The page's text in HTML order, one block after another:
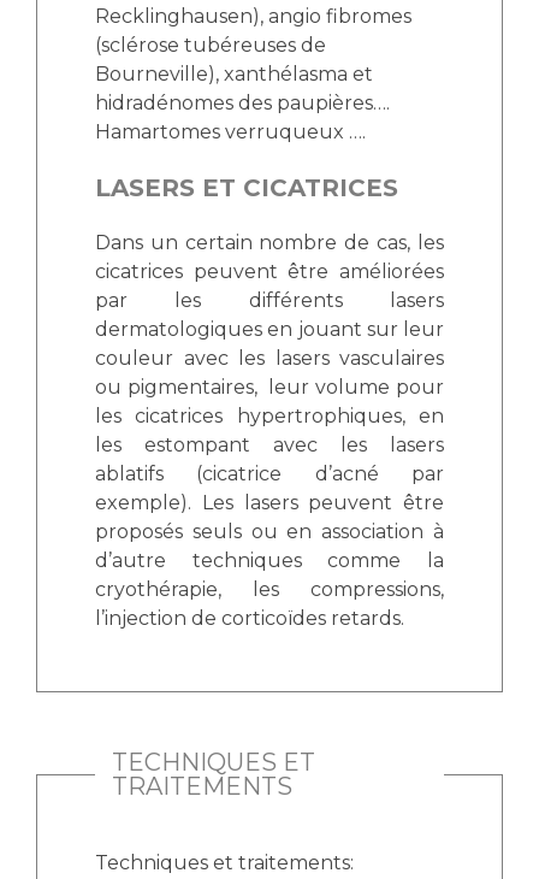
Recklinghausen), angio fibromes
(sclérose tubéreuses de
Bourneville), xanthélasma et
hidradénomes des paupières….
Hamartomes verruqueux ….
LASERS ET CICATRICES
Dans un certain nombre de cas, les
cicatrices peuvent être améliorées
par les différents lasers
dermatologiques en jouant sur leur
couleur avec les lasers vasculaires
ou pigmentaires, leur volume pour
les cicatrices hypertrophiques, en
les estompant avec les lasers
ablatifs (cicatrice d’acné par
exemple). Les lasers peuvent être
proposés seuls ou en association à
d’autre techniques comme la
cryothérapie, les compressions,
l’injection de corticoïdes retards.
TECHNIQUES ET
TRAITEMENTS
Techniques et traitements: